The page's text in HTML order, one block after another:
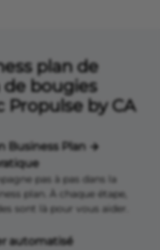
plan de
bougies
Propulse by CA
Business Plan
pas à pas dans la
plan. À chaque étape,
sont là pour vous aider.
automatisé